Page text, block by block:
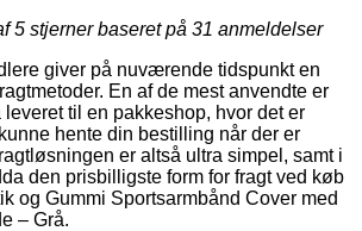
5 stjerner baseret på 31 anmeldelser
giver på nuværende tidspunkt en
En af de mest anvendte er
leveret til en pakkeshop, hvor det er
hente din bestilling når der er
er altså ultra simpel, samt i
den prisbilligste form for fragt ved køb
og Gummi Sportsarmbånd Cover med
– Grå.